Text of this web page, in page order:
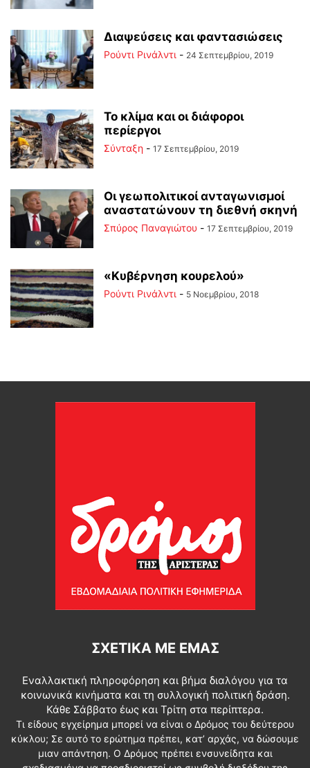
Διαψεύσεις και φαντασιώσεις
Ρούντι Ρινάλντι - 24 Σεπτεμβρίου, 2019
Το κλίμα και οι διάφοροι
περίεργοι
Σύνταξη - 17 Σεπτεμβρίου, 2019
Οι γεωπολιτικοί ανταγωνισμοί
αναστατώνουν τη διεθνή σκηνή
Σπύρος Παναγιώτου - 17 Σεπτεμβρίου, 2019
«Κυβέρνηση κουρελού»
Ρούντι Ρινάλντι - 5 Νοεμβρίου, 2018
ΣΧΕΤΙΚΆ ΜΕ ΕΜΆΣ
Εναλλακτική πληροφόρηση και βήμα διαλόγου για τα
κοινωνικά κινήματα και τη συλλογική πολιτική δράση.
Κάθε Σάββατο έως και Τρίτη στα περίπτερα.
Τι είδους εγχείρημα μπορεί να είναι ο Δρόμος του δεύτερου
κύκλου; Σε αυτό το ερώτημα πρέπει, κατ’ αρχάς, να δώσουμε
μιαν απάντηση. Ο Δρόμος πρέπει ενσυνείδητα και